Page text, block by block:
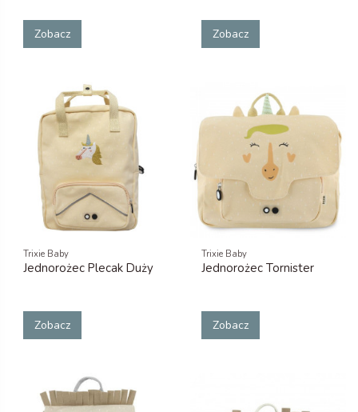
Zobacz Zobacz
Trixie Baby
Jednorożec Plecak Duży
Zobacz
Trixie Baby
Jednorożec Tornister
Zobacz